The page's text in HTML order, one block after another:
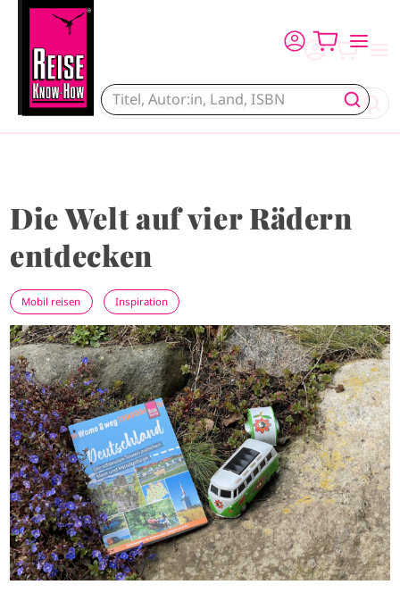
Die Welt auf vier Rädern
entdecken
Mobil reisen Inspiration
I
m
a
g
e